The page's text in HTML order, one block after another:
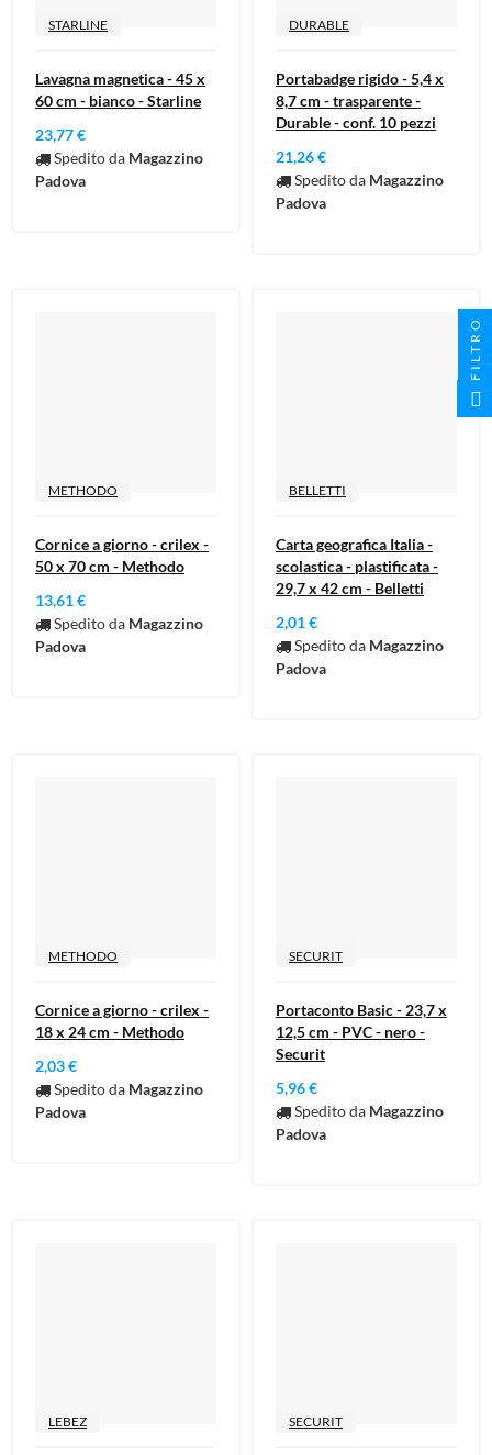
STARLINE
Lavagna magnetica - 45 x
60 cm - bianco - Starline
23,77 €
Spedito da Magazzino
Padova
DURABLE
Portabadge rigido - 5,4 x
8,7 cm - trasparente -
Durable - conf. 10 pezzi
21,26 €
Spedito da Magazzino
Padova
METHODO
Cornice a giorno - crilex -
50 x 70 cm - Methodo
13,61 €
Spedito da Magazzino
Padova
BELLETTI
Carta geografica Italia -
scolastica - plastificata -
29,7 x 42 cm - Belletti
2,01 €
Spedito da Magazzino
Padova
METHODO
Cornice a giorno - crilex -
18 x 24 cm - Methodo
2,03 €
Spedito da Magazzino
Padova
SECURIT
Portaconto Basic - 23,7 x
12,5 cm - PVC - nero -
Securit
5,96 €
Spedito da Magazzino
Padova
LEBEZ SECURIT
FILTRO